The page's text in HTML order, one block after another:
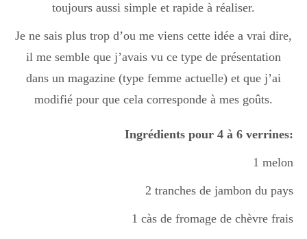
Entrée
plats
Dessert
Boisson chaudes
toujours aussi simple et rapide à réaliser.
Je ne sais plus trop d’ou me viens cette idée a vrai dire,
il me semble que j’avais vu ce type de présentation
dans un magazine (type femme actuelle) et que j’ai
modifié pour que cela corresponde à mes goûts.
Ingrédients pour 4 à 6 verrines:
1 melon
2 tranches de jambon du pays
1 càs de fromage de chèvre frais